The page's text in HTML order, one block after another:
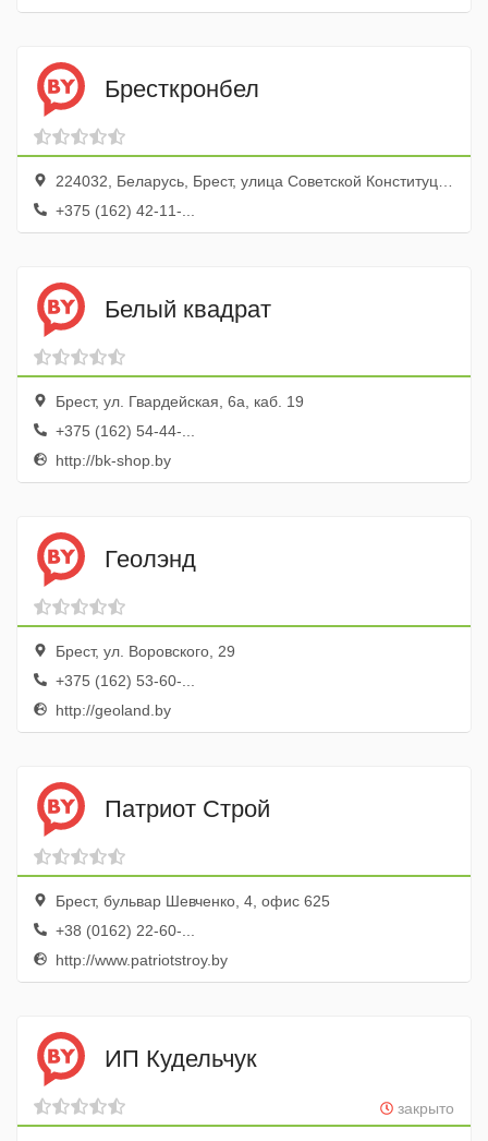
Бресткронбел
224032, Беларусь, Брест, улица Советской Конституции, 30, оф. 308
+375 (162) 42-11-...
Белый квадрат
Брест, ул. Гвардейская, 6а, каб. 19
+375 (162) 54-44-...
http://bk-shop.by
Геолэнд
Брест, ул. Воровского, 29
+375 (162) 53-60-...
http://geoland.by
Патриот Строй
Брест, бульвар Шевченко, 4, офис 625
+38 (0162) 22-60-...
http://www.patriotstroy.by
ИП Кудельчук
закрыто